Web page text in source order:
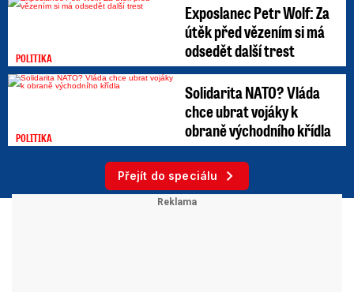
POLITIKA
Exposlanec Petr Wolf: Za
útěk před vězením si má
odsedět další trest
POLITIKA
Solidarita NATO? Vláda
chce ubrat vojáky k
obraně východního křídla
Přejít do speciálu